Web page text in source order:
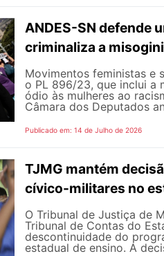
ANDES-SN defende
criminaliza a
Movimentos feministas e
o PL 896/23, que inclui a
ódio às mulheres ao
Câmara dos Deputados
Publicado em: 14 de Julho de 2026
TJMG mantém
cívico-militares no
O Tribunal de Justiça de
Tribunal de Contas do
descontinuidade do
estadual de ensino. A